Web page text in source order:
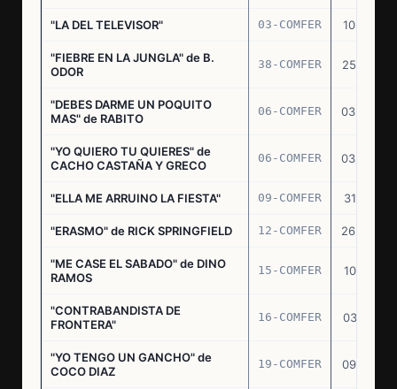
"LA DEL TELEVISOR" 03-COMFER 10.01.73
"FIEBRE EN LA JUNGLA" de B.
ODOR
38-COMFER 25.10.73
"DEBES DARME UN POQUITO
MAS" de RABITO
06-COMFER 03.05.74
"YO QUIERO TU QUIERES" de
CACHO CASTAÑA Y GRECO
06-COMFER 03.05.74
"ELLA ME ARRUINO LA FIESTA" 09-COMFER 31.07.74
"ERASMO" de RICK SPRINGFIELD 12-COMFER 26.09.74
"ME CASE EL SABADO" de DINO
RAMOS
15-COMFER 10.10.74
"CONTRABANDISTA DE
FRONTERA"
16-COMFER 03.12.74
"YO TENGO UN GANCHO" de
COCO DIAZ
19-COMFER 09.01.75